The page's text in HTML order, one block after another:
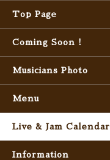
Top Page
Coming Soon !
Musicians Photo
Menu
Live & Jam Calendar
Information